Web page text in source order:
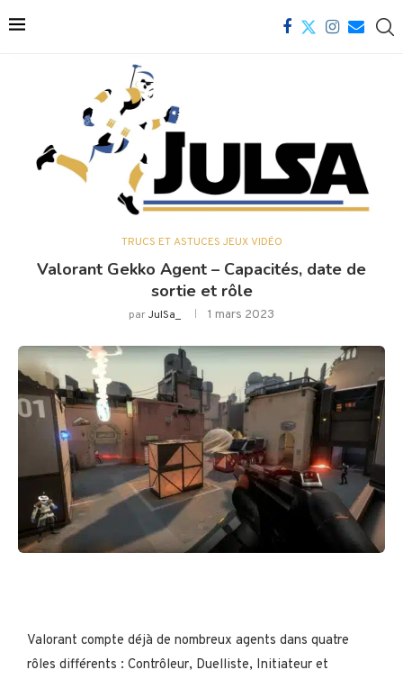
TRUCS ET ASTUCES JEUX VIDÉO
Valorant Gekko Agent – ​​Capacités, date de
sortie et rôle
parJulSa_ 1 mars 2023
Valorant compte déjà de nombreux agents dans quatre
rôles différents : Contrôleur, Duelliste, Initiateur et